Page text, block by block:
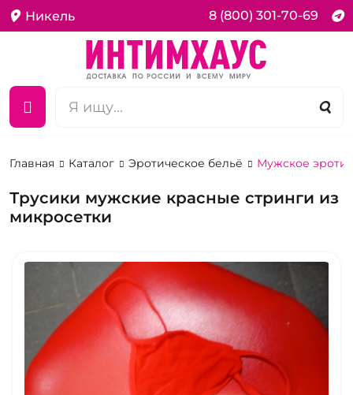
Никель 8 (800) 301-70-69
Главная Каталог Эротическое бельё Мужское
Трусики мужские красные стринги из
микросетки